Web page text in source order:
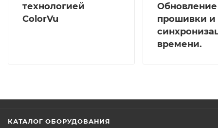
технологией
ColorVu
Обновление
прошивки и
времени.
КАТАЛОГ ОБОРУДОВАНИЯ